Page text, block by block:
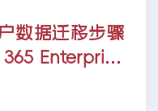
数据迁移步骤